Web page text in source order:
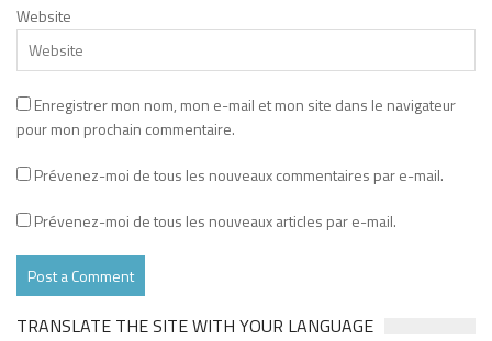
Website
Enregistrer mon nom, mon e-mail et mon site dans le navigateur
pour mon prochain commentaire.
Prévenez-moi de tous les nouveaux commentaires par e-mail.
Prévenez-moi de tous les nouveaux articles par e-mail.
TRANSLATE THE SITE WITH YOUR LANGUAGE